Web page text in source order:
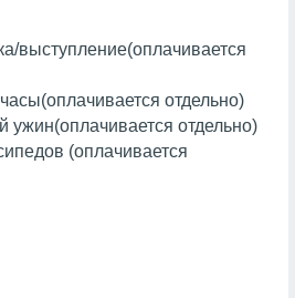
выступление(оплачивается
(оплачивается отдельно)
ужин(оплачивается отдельно)
(оплачивается